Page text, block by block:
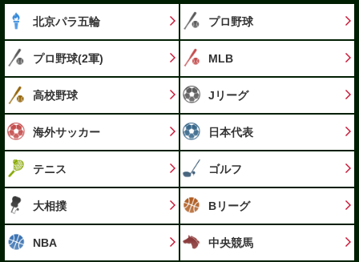
北京パラ五輪 プロ野球
プロ野球(2軍) MLB
高校野球 Jリーグ
海外サッカー 日本代表
テニス ゴルフ
大相撲 Bリーグ
NBA 中央競馬